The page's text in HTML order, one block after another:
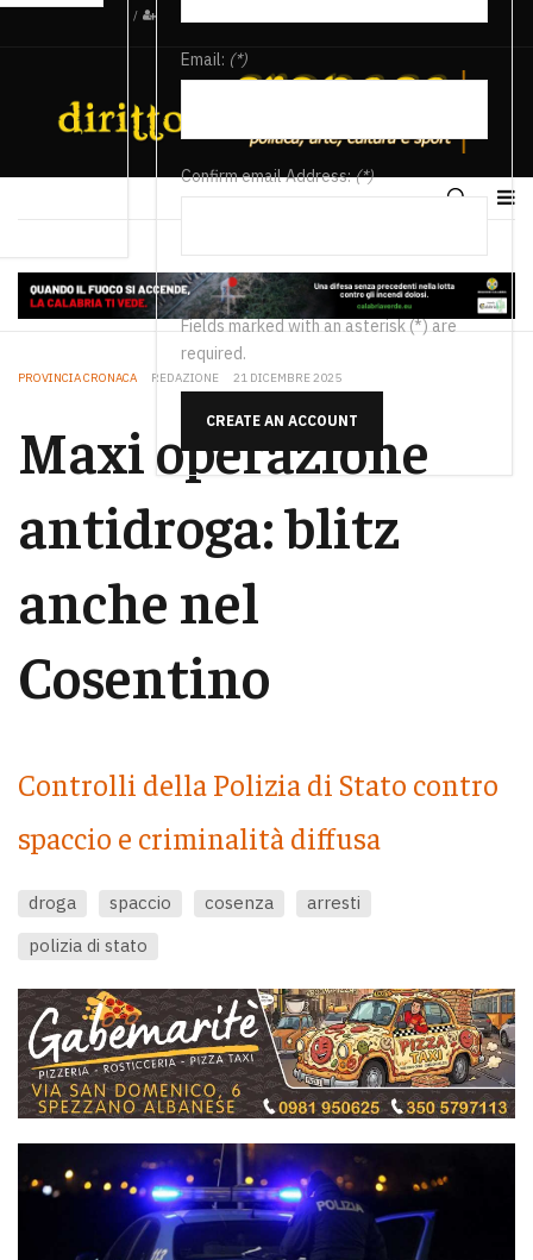
/
Email: (*)
Confirm email Address:(*)
Fields marked with an asterisk (*) are
required.
CREATE AN ACCOUNT
PROVINCIA CRONACA REDAZIONE 21 DICEMBRE 2025
Maxi operazione
antidroga: blitz
anche nel
Cosentino
Controlli della Polizia di Stato contro
spaccio e criminalità diffusa
droga spaccio cosenza
arresti
polizia di stato